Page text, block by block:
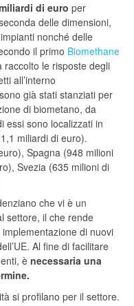
di euro per
delle dimensioni,
nonché delle
il primo Biomethane
raccolto le risposte degli
all’interno
già stati stanziati per
di biometano, da
essi sono localizzati in
miliardi di euro).
Spagna (948 milioni
Svezia (635 milioni di
che vi è un
settore, il che rende
di nuovi
Al fine di facilitare
è necessaria una
si profilano per il settore.